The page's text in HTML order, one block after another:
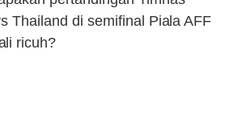
Thailand di semifinal Piala AFF
ricuh?